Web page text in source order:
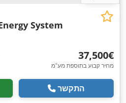
System
‏37,500 ‏€
מחיר קבוע בתוספת מע"מ
התקשר